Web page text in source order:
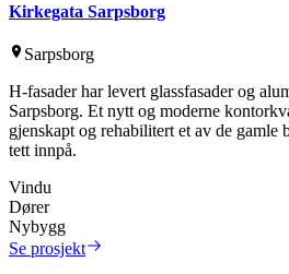
Kirkegata Sarpsborg
Sarpsborg
H-fasader har levert glassfasader og
Sarpsborg. Et nytt og moderne
gjenskapt og rehabilitert et av de gamle
tett innpå.
Vindu
Dører
Nybygg
Se prosjekt